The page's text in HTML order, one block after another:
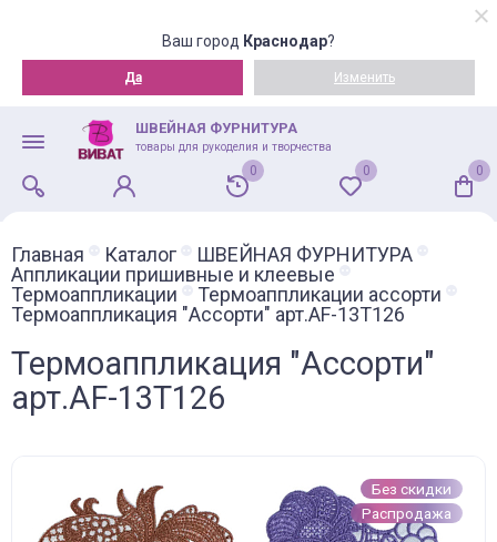
Ваш город Краснодар?
Да Изменить
ШВЕЙНАЯ ФУРНИТУРА
товары для рукоделия и творчества
0 0 0
Главная Каталог
ШВЕЙНАЯ ФУРНИТУРА
Аппликации пришивные и клеевые
Термоаппликации
Термоаппликации ассорти
Термоаппликация "Ассорти" арт.AF-13T126
Термоаппликация "Ассорти"
арт.AF-13T126
Без скидки
Распродажа